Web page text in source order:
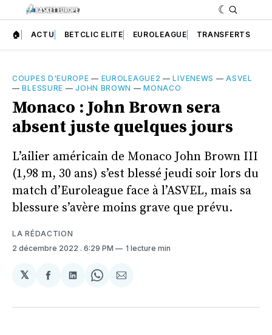
🏠 ACTU BETCLIC ELITE EUROLEAGUE TRANSFERTS
COUPES D'EUROPE — EUROLEAGUE2 —LIVENEWS —ASVEL
—BLESSURE —JOHN BROWN —MONACO
Monaco : John Brown sera
absent juste quelques jours
L’ailier américain de Monaco John Brown III
(1,98 m, 30 ans) s’est blessé jeudi soir lors du
match d’Euroleague face à l’ASVEL, mais sa
blessure s’avère moins grave que prévu.
LA RÉDACTION
2 décembre 2022 . 6:29 PM 1 lecture min
𝕏
Partager
Facebook
Partager
LinkedIn
Share
WhatsApp
Partager
Courriel